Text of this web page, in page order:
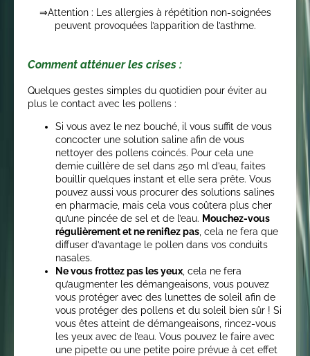
⇒Attention : Les allergies à répétition non-soignées
peuvent provoquées l’apparition de l’asthme.
Comment atténuer les crises :
Quelques gestes simples du quotidien pour éviter au
plus le contact avec les pollens :
Si vous avez le nez bouché, il vous suffit de vous
concocter une solution saline afin de vous
nettoyer des pollens coincés. Pour cela une
demie cuillère de sel dans 250 ml d’eau, faites
bouillir quelques instant et elle sera prête. Vous
pouvez aussi vous procurer des solutions salines
en pharmacie, mais cela vous coûtera plus cher
qu’une pincée de sel et de l’eau. Mouchez-vous
régulièrement et ne reniflez pas , cela ne fera que
diffuser d’avantage le pollen dans vos conduits
nasales.
Ne vous frottez pas les yeux , cela ne fera
qu’augmenter les démangeaisons, vous pouvez
vous protéger avec des lunettes de soleil afin de
vous protéger des pollens et du soleil bien sûr ! Si
vous êtes atteint de démangeaisons, rincez-vous
les yeux avec de l’eau. Vous pouvez le faire avec
une pipette ou une petite poire prévue à cet effet